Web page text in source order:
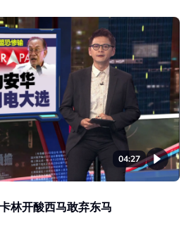
04:27
林开酸西马敢弃东马